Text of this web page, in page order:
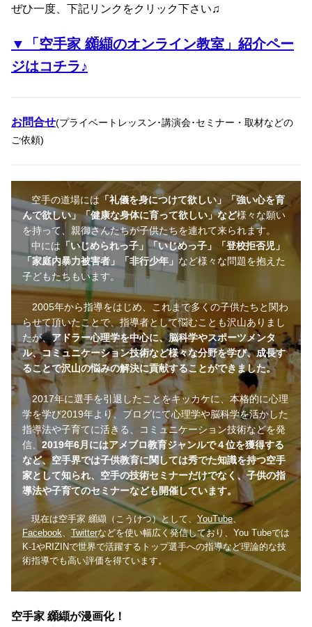
ぜひ一度、下記リンクをクリック下さい♫
▼「空手家 纐纈のオンライン教室」紹介ペー
ジはコチラ♪
お問合せ(プライベートレッスン･講演会･セミナー・取材などの
ご依頼)
空手の道場には 「礼儀を身につけて欲しい」「強い心を育
んで欲しい」「健康な身体に育って欲しい」など様々な願い
を持って、親御さんたちが子供たちを連れて来られます。
中には 「いじめられっ子」「いじめっ子」「登校拒否児」
「家庭内暴力被害者」「非行少年」 など様々な問題を抱えた
子どもたちもいます。
2005年から指導をはじめ、これまで多くの子供たちと関わ
らせて頂いたことで、指導者として悩むことも沢山ありまし
たが、アドラー心理学を中心に、脳科学やスポーツメンタ
ル、コミュニケーション技術など様々な分野を学び、成長す
ることで沢山の悩みの解決に貢献することができました。
2017年に選手を引退したことをキッカケに、本格的に心理
学を学び2019年より、ブログにて心理学や脳科学を活かした
指導法や子育てに活きる、コミュニケーション技術などを発
信、 2019年6月にはアメブロ教育ジャンルで４位を獲得する
など、空手界では子供教育に関しては秀でた知識を持つ空手
家として知られ、空手の技術セミナーだけでなく、子供の指
導法や子育てのセミナーなども開催しています。
現在は空手家 纐纈（こうけつ）として、 YouTube、
Facebook、 Twitterなどを使い幅広く発信しており、You Tubeでは
K-1やRIZINで世界で活躍するトップ選手への指導など理論的な技
術指導でも高い評価を得ています。
空手家 纐纈が漫画化！